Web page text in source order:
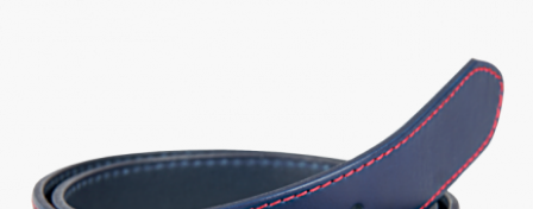
Šály a šatky
Manikúry
Šály